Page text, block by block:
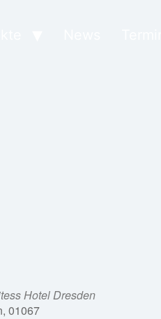
Hotel Dresden
01067